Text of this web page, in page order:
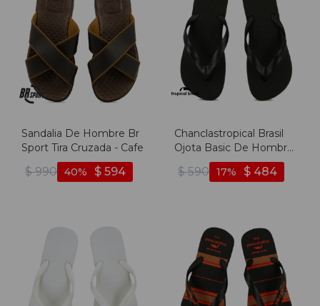
Sandalia De Hombre Br
Sport Tira Cruzada - Cafe
$ 990 $ 594
40
Chanclastropical Brasil
Ojota Basic De Hombre
- Negro - Negro
$ 590 $ 484
17